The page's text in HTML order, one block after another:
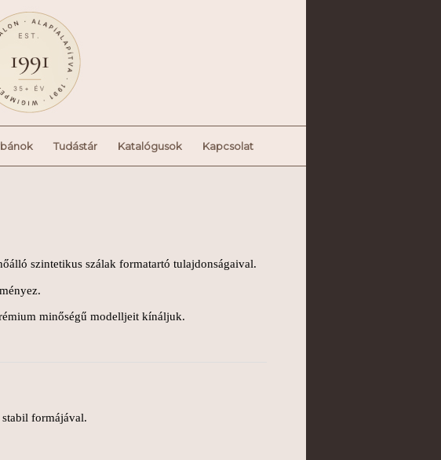
Tudástár Katalógusok Kapcsolat
szintetikus szálak formatartó tulajdonságaival.
minőségű modelljeit kínáljuk.
stabil formájával.